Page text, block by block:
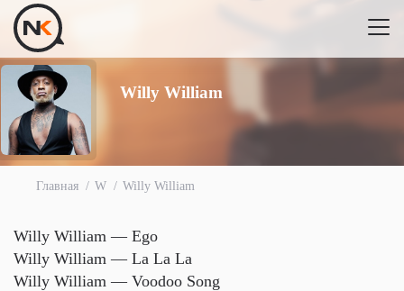
Willy William
Главная W Willy William
Willy William — Ego
Willy William — La La La
Willy William — Voodoo Song